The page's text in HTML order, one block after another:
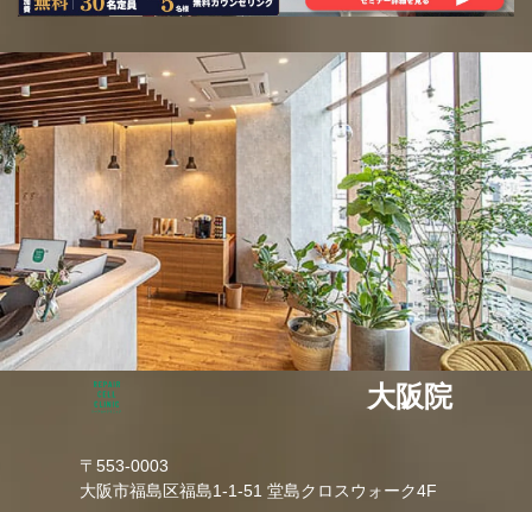
大阪院
〒553-0003
大阪市福島区福島1-1-51 堂島クロスウォーク4F